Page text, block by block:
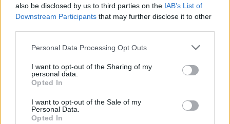
also be disclosed by us to third parties on the IAB’s List of
Downstream Participants that may further disclose it to other
Personal Data Processing Opt Outs
I want to opt-out of the Sharing of my
personal data.
Opted In
I want to opt-out of the Sale of my
Personal Data.
Opted In